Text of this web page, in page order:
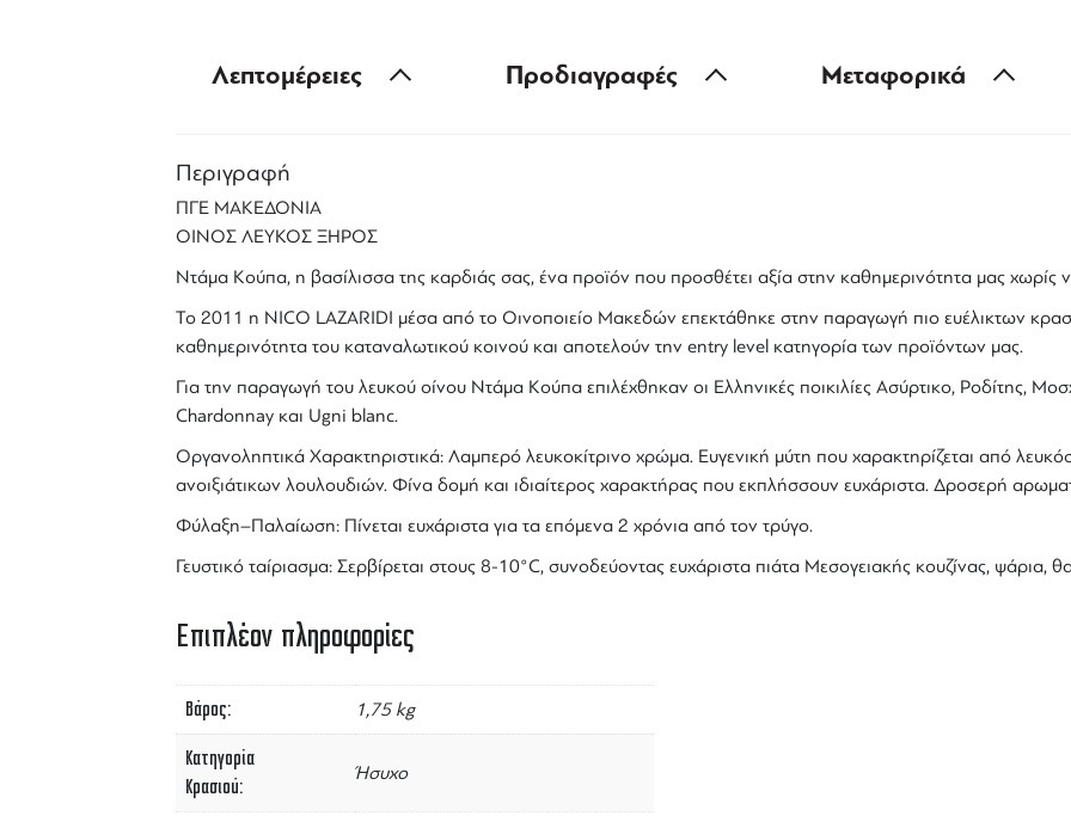
Λεπτομέρειες Προδιαγραφές Μεταφορικά
Περιγραφή
ΠΓΕ ΜΑΚΕΔΟΝΙΑ
ΟΙΝΟΣ ΛΕΥΚΟΣ ΞΗΡΟΣ
Ντάμα Κούπα, η βασίλισσα της καρδιάς σας, ένα προϊόν που προσθέτει αξία στην καθημερινότητα μας χωρίς
To 2011 η NICO LAZARIDI μέσα από το Οινοποιείο Μακεδών επεκτάθηκε στην παραγωγή πιο ευέλικτων
καθημερινότητα του καταναλωτικού κοινού και αποτελούν την entry level κατηγορία των προϊόντων μας.
Για την παραγωγή του λευκού οίνου Ντάμα Κούπα επιλέχθηκαν οι Ελληνικές ποικιλίες Ασύρτικο, Ροδίτης,
Chardonnay και Ugni blanc.
Οργανοληπτικά Χαρακτηριστικά: Λαμπερό λευκοκίτρινο χρώμα. Ευγενική μύτη που χαρακτηρίζεται από
ανοιξιάτικων λουλουδιών. Φίνα δομή και ιδιαίτερος χαρακτήρας που εκπλήσσουν ευχάριστα. Δροσερή
Φύλαξη–Παλαίωση: Πίνεται ευχάριστα για τα επόμενα 2 χρόνια από τον τρύγο.
Γευστικό ταίριασμα: Σερβίρεται στους 8-10°C, συνοδεύοντας ευχάριστα πιάτα Μεσογειακής κουζίνας, ψάρια,
Επιπλέον πληροφορίες
Βάρος 1,75 kg
Κατηγορία
Κρασιού
Ήσυχο